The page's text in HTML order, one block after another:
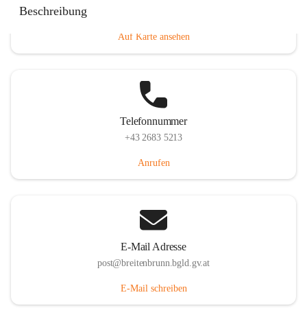
Beschreibung
Auf Karte ansehen
Telefonnummer
+43 2683 5213
Anrufen
E-Mail Adresse
post@breitenbrunn.bgld.gv.at
E-Mail schreiben